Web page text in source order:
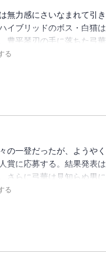
無力感にさいなまれて引き
イブリッドのボス・白猫は
豊平琴刃の手に落ちた弓華
者たちの見世物になろうと
る
の一登だったが、ようやく
賞に応募する。結果発表は
さらに弓華は見知らぬ男に
いる」と告げられる。あわ
る